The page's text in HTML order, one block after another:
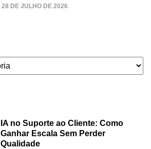
28 DE JULHO DE 2026
IA no Suporte ao Cliente: Como
Ganhar Escala Sem Perder
Qualidade